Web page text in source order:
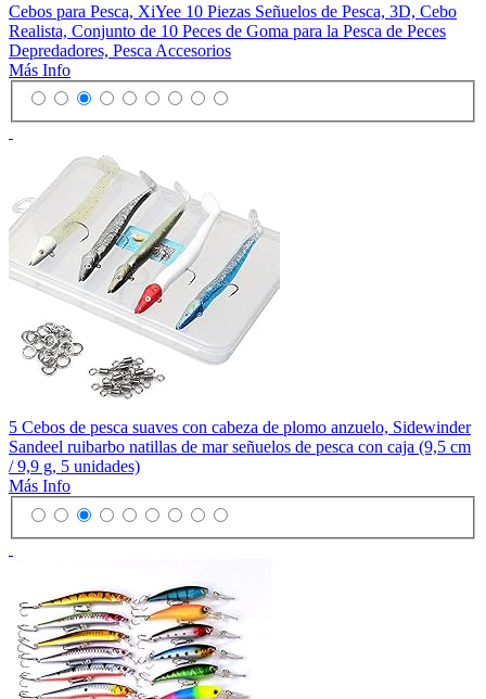
Cebos para Pesca, XiYee 10 Piezas Señuelos de Pesca, 3D, Cebo
Realista, Conjunto de 10 Peces de Goma para la Pesca de Peces
Depredadores, Pesca Accesorios
Más Info
5 Cebos de pesca suaves con cabeza de plomo anzuelo, Sidewinder
Sandeel ruibarbo natillas de mar señuelos de pesca con caja (9,5 cm
/ 9,9 g, 5 unidades)
Más Info